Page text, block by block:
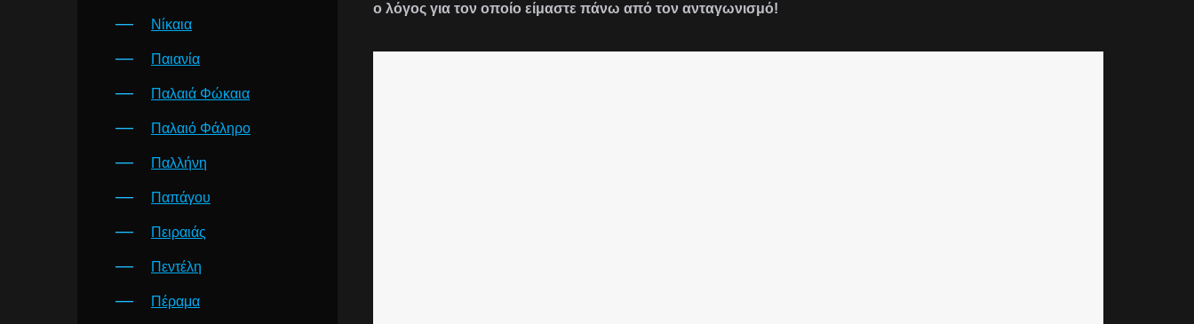
Νίκαια
Παιανία
Παλαιά Φώκαια
Παλαιό Φάληρο
Παλλήνη
Παπάγου
Πειραιάς
Πεντέλη
Πέραμα
ο λόγος για τον οποίο είμαστε πάνω από τον ανταγωνισμό!